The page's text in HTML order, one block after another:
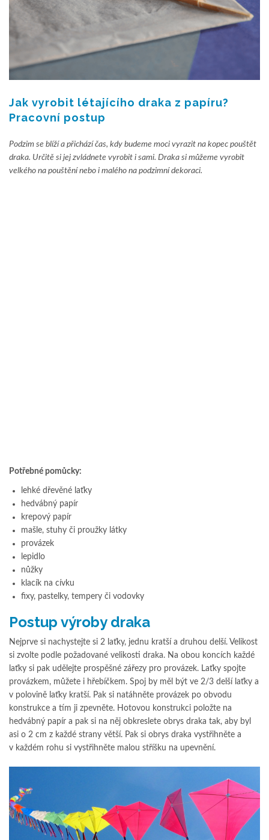
Jak vyrobit létajícího draka z papíru?
Pracovní postup
Podzim se blíží a přichází čas, kdy budeme moci vyrazit na kopec pouštět
draka. Určitě si jej zvládnete vyrobit i sami. Draka si můžeme vyrobit
velkého na pouštění nebo i malého na podzimní dekoraci.
Potřebné pomůcky:
lehké dřevěné laťky
hedvábný papír
krepový papír
mašle, stuhy či proužky látky
provázek
lepidlo
nůžky
klacík na cívku
fixy, pastelky, tempery či vodovky
Postup výroby draka
Nejprve si nachystejte si 2 laťky, jednu kratší a druhou delší. Velikost
si zvolte podle požadované velikosti draka. Na obou koncích každé
laťky si pak udělejte prospěšné zářezy pro provázek. Laťky spojte
provázkem, můžete i hřebíčkem. Spoj by měl být ve 2/3 delší laťky a
v polovině laťky kratší. Pak si natáhněte provázek po obvodu
konstrukce a tím ji zpevněte. Hotovou konstrukci položte na
hedvábný papír a pak si na něj obkreslete obrys draka tak, aby byl
asi o 2 cm z každé strany větší. Pak si obrys draka vystřihněte a
v každém rohu si vystřihněte malou stříšku na upevnění.